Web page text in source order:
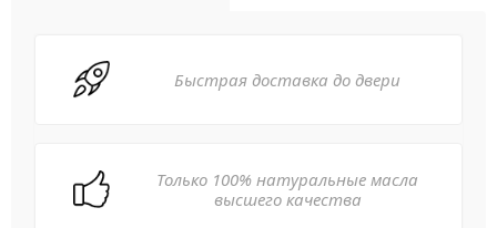
Быстрая доставка до двери
Только 100% натуральные масла
высшего качества